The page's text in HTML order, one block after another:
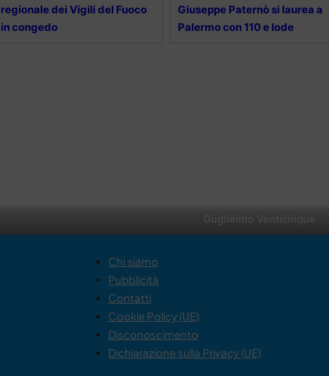
Guglielmo Venticinque
regionale dei Vigili del Fuoco
in congedo
Giuseppe Paternò si laurea a
Palermo con 110 e lode
Chi siamo
Pubblicità
Contatti
Cookie Policy (UE)
Disconoscimento
Dichiarazione sulla Privacy (UE)